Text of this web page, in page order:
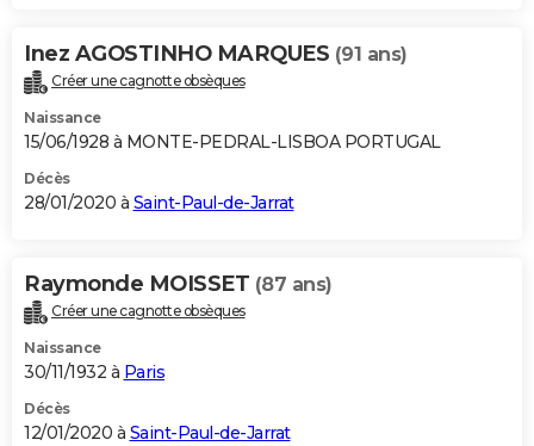
Inez AGOSTINHO MARQUES (91 ans)
Créer une cagnotte obsèques
Naissance
15/06/1928 à MONTE-PEDRAL-LISBOA PORTUGAL
Décès
28/01/2020 à Saint-Paul-de-Jarrat
Raymonde MOISSET (87 ans)
Créer une cagnotte obsèques
Naissance
30/11/1932 à Paris
Décès
12/01/2020 à Saint-Paul-de-Jarrat